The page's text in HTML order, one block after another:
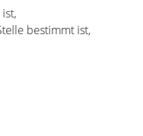
bestimmt ist,